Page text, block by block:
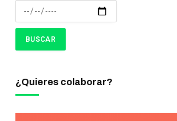
¿Quieres colaborar?